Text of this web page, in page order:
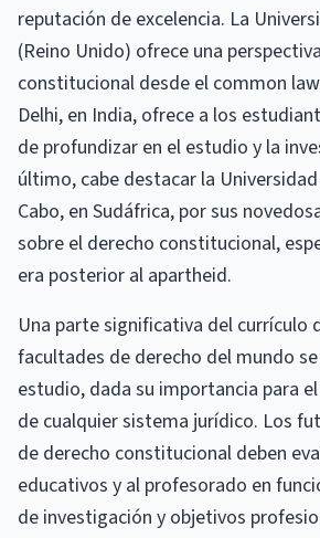
reputación de excelencia. La
(Reino Unido) ofrece una
constitucional desde el common
Delhi, en India, ofrece a los
de profundizar en el estudio y la
último, cabe destacar la
Cabo, en Sudáfrica, por sus
sobre el derecho constitucional,
era posterior al apartheid.
Una parte significativa del currículo
facultades de derecho del mundo
estudio, dada su importancia para
de cualquier sistema jurídico. Los
de derecho constitucional deben
educativos y al profesorado en
de investigación y objetivos